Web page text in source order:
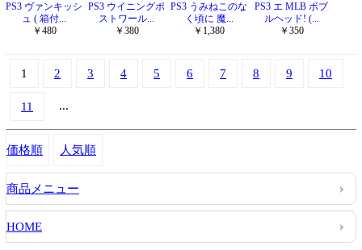
PS3 ヴァンキッシ
ュ ( 箱付...
￥480
PS3 ウイニングポ
ストワール...
￥380
PS3 うみねこのな
く頃に 魔...
￥1,380
PS3 エ MLB ボブ
ルヘッド! (...
￥350
1 2 3 4 5 6 7 8 9 10
11 ...
価格順 人気順
商品メニュー
HOME